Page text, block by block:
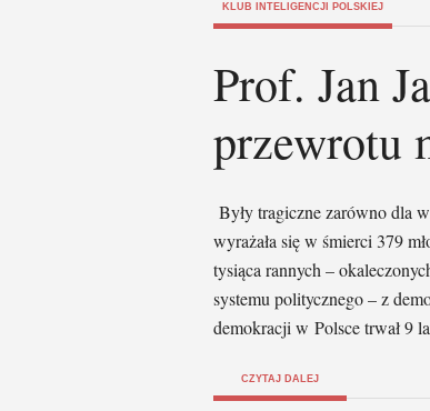
KLUB INTELIGENCJI POLSKIEJ
Prof. Jan
przewrotu
Były tragiczne zarówno dla
wyrażała się w śmierci 379
tysiąca rannych –
systemu politycznego – z
demokracji w Polsce trwał 9
CZYTAJ DALEJ